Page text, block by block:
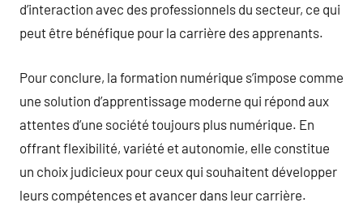
d’interaction avec des professionnels du secteur, ce qui
peut être bénéfique pour la carrière des apprenants.
Pour conclure, la formation numérique s’impose comme
une solution d’apprentissage moderne qui répond aux
attentes d’une société toujours plus numérique. En
offrant flexibilité, variété et autonomie, elle constitue
un choix judicieux pour ceux qui souhaitent développer
leurs compétences et avancer dans leur carrière.